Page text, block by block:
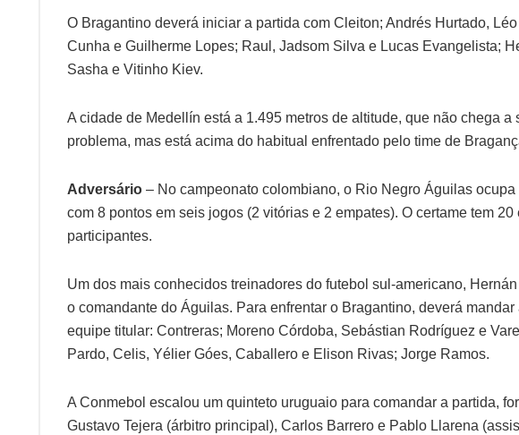
O Bragantino deverá iniciar a partida com Cleiton; Andrés Hurtado,
Cunha e Guilherme Lopes; Raul, Jadsom Silva e Lucas Evangelista;
Sasha e Vitinho Kiev.
A cidade de Medellín está a 1.495 metros de altitude, que não chega a
problema, mas está acima do habitual enfrentado pelo time de
Adversário – No campeonato colombiano, o Rio Negro Águilas ocupa
com 8 pontos em seis jogos (2 vitórias e 2 empates). O certame tem 20
participantes.
Um dos mais conhecidos treinadores do futebol sul-americano,
o comandante do Águilas. Para enfrentar o Bragantino, deverá mandar
equipe titular: Contreras; Moreno Córdoba, Sebástian Rodríguez e
Pardo, Celis, Yélier Góes, Caballero e Elison Rivas; Jorge Ramos.
A Conmebol escalou um quinteto uruguaio para comandar a partida,
Gustavo Tejera (árbitro principal), Carlos Barrero e Pablo Llarena